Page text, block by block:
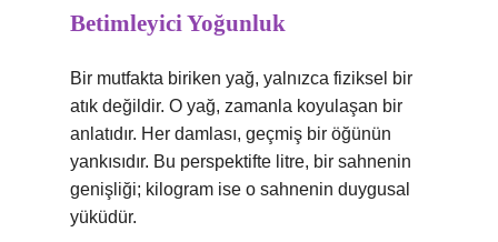
Betimleyici Yoğunluk
Bir mutfakta biriken yağ, yalnızca fiziksel bir
atık değildir. O yağ, zamanla koyulaşan bir
anlatıdır. Her damlası, geçmiş bir öğünün
yankısıdır. Bu perspektifte litre, bir sahnenin
genişliği; kilogram ise o sahnenin duygusal
yüküdür.